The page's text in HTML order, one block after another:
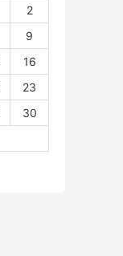
2
9
16
23
30